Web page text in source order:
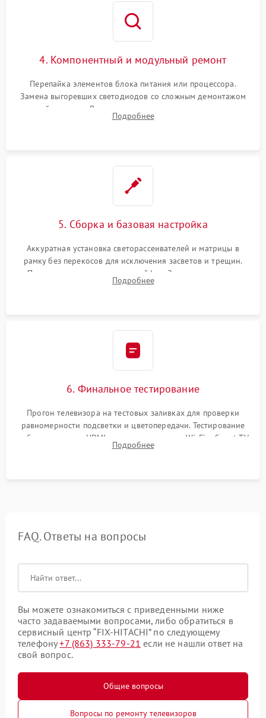
4. Компонентный и модульный ремонт
Перепайка элементов блока питания или процессора.
Замена выгоревших светодиодов со сложным демонтажом
хрупкой матрицы. Восстановление поврежденных дорожек,
прошивка микросхем памяти EEPROM
Подробнее
5. Сборка и базовая настройка
Аккуратная установка светорассеивателей и матрицы в
рамку без перекосов для исключения засветов и трещин.
Подключение внутренних шлейфов. Закрытие корпуса.
Сброс настроек и обновление программного обеспечения.
Подробнее
6. Финальное тестирование
Прогон телевизора на тестовых заливках для проверки
равномерности подсветки и цветопередачи. Тестирование
работы разъемов HDMI, динамиков, модуля Wi-Fi и Smart TV
в рабочем режиме в течение нескольких часов.
Подробнее
FAQ. Ответы на вопросы
Вы можете ознакомиться с приведенными ниже
часто задаваемыми вопросами, либо обратиться в
сервисный центр “FIX-HITACHI” по следующему
телефону+7 (863) 333-79-21 если не нашли ответ на
свой вопрос.
Общие вопросы
Вопросы по ремонту телевизоров